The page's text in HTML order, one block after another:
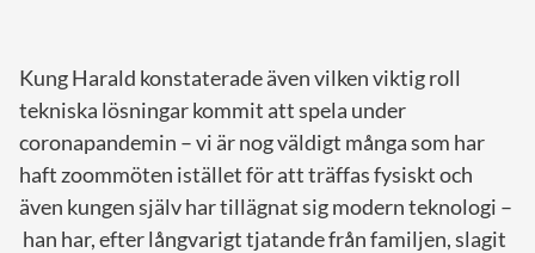
Kung Harald konstaterade även vilken viktig roll
tekniska lösningar kommit att spela under
coronapandemin – vi är nog väldigt många som har
haft zoommöten istället för att träffas fysiskt och
även kungen själv har tillägnat sig modern teknologi –
han har, efter långvarigt tjatande från familjen, slagit